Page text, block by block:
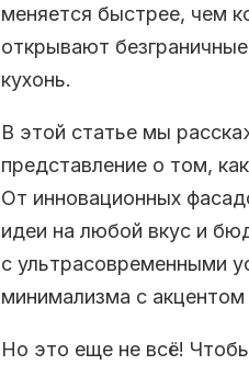
меняется быстрее, чем
открывают
кухонь.
В этой статье мы
представление о том,
От инновационных
идеи на любой вкус и
с ультрасовременными
минимализма с акцентом
Но это еще не всё!